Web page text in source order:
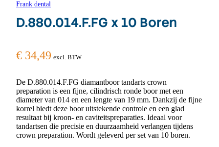
Frank dental
D.880.014.F.FG x 10 Boren
€ 34,49 excl. BTW
De D.880.014.F.FG diamantboor tandarts crown
preparation is een fijne, cilindrisch ronde boor met een
diameter van 014 en een lengte van 19 mm. Dankzij de fijne
korrel biedt deze boor uitstekende controle en een glad
resultaat bij kroon- en caviteitspreparaties. Ideaal voor
tandartsen die precisie en duurzaamheid verlangen tijdens
crown preparation. Wordt geleverd per set van 10 boren.